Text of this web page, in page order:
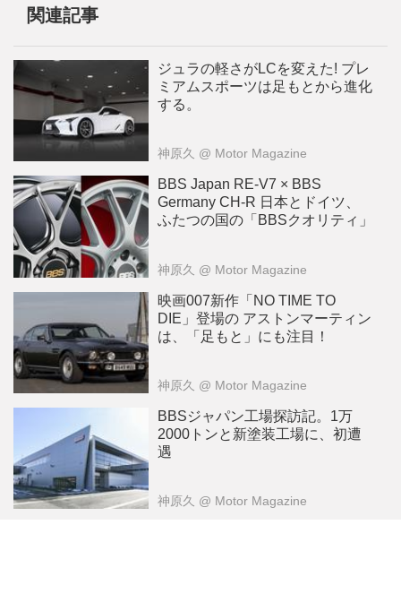
関連記事
ジュラの軽さがLCを変えた! プレ
ミアムスポーツは足もとから進化
する。
神原久 @ Motor Magazine
BBS Japan RE-V7 × BBS
Germany CH-R 日本とドイツ、
ふたつの国の「BBSクオリティ」
神原久 @ Motor Magazine
映画007新作「NO TIME TO
DIE」登場の アストンマーティン
は、「足もと」にも注目！
神原久 @ Motor Magazine
BBSジャパン工場探訪記。1万
2000トンと新塗装工場に、初遭
遇
神原久 @ Motor Magazine